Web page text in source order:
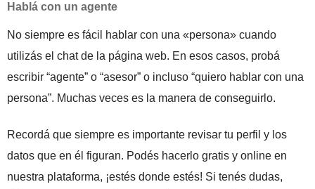
Hablá con un agente
No siempre es fácil hablar con una «persona» cuando
utilizás el chat de la página web. En esos casos, probá
escribir “agente” o “asesor” o incluso “quiero hablar con una
persona”. Muchas veces es la manera de conseguirlo.
Recordá que siempre es importante revisar tu perfil y los
datos que en él figuran. Podés hacerlo gratis y online en
nuestra plataforma, ¡estés donde estés! Si tenés dudas,